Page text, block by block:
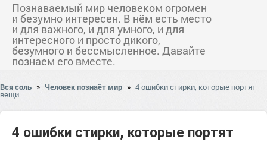
Познаваемый мир человеком огромен
и безумно интересен. В нём есть место
и для важного, и для умного, и для
интересного и просто дикого,
безумного и бессмысленное. Давайте
познаем его вместе.
Вся соль » Человек познаёт мир » 4 ошибки стирки, которые портят
вещи
4 ошибки стирки, которые портят